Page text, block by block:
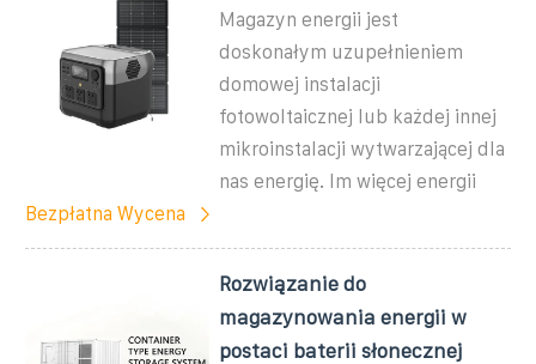
Magazyn energii jest
doskonałym uzupełnieniem
domowej instalacji
fotowoltaicznej lub każdej innej
mikroinstalacji wytwarzającej dla
nas energię. Im więcej energii
Bezpłatna Wycena
Rozwiązanie do
magazynowania energii w
postaci baterii słonecznej